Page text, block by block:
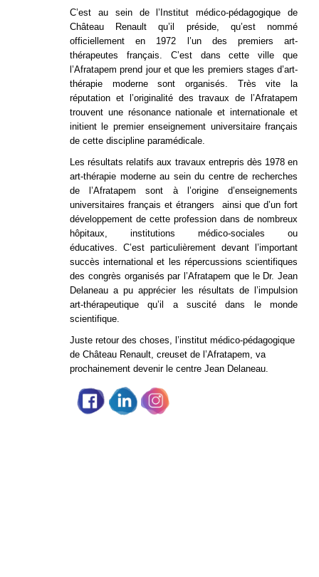
C’est au sein de l’Institut médico-pédagogique de
Château Renault qu’il préside, qu’est nommé
officiellement en 1972 l’un des premiers art-
thérapeutes français. C’est dans cette ville que
l’Afratapem prend jour et que les premiers stages d’art-
thérapie moderne sont organisés. Très vite la
réputation et l’originalité des travaux de l’Afratapem
trouvent une résonance nationale et internationale et
initient le premier enseignement universitaire français
de cette discipline paramédicale.
Les résultats relatifs aux travaux entrepris dès 1978 en
art-thérapie moderne au sein du centre de recherches
de l’Afratapem sont à l’origine d’enseignements
universitaires français et étrangers ainsi que d’un fort
développement de cette profession dans de nombreux
hôpitaux, institutions médico-sociales ou
éducatives. C’est particulièrement devant l’important
succès international et les répercussions scientifiques
des congrès organisés par l’Afratapem que le Dr. Jean
Delaneau a pu apprécier les résultats de l’impulsion
art-thérapeutique qu’il a suscité dans le monde
scientifique.
Juste retour des choses, l’institut médico-pédagogique
de Château Renault, creuset de l’Afratapem, va
prochainement devenir le centre Jean Delaneau.